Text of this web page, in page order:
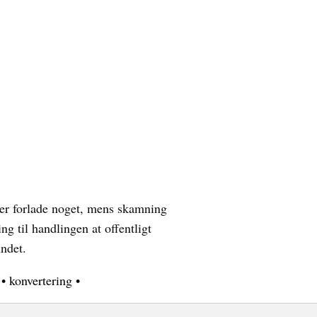
forlade noget, mens skamning
til handlingen at offentligt
• konvertering •